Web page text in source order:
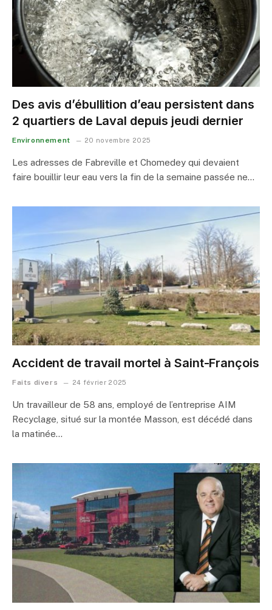
Des avis d’ébullition d’eau persistent dans
2 quartiers de Laval depuis jeudi dernier
Environnement 20 novembre 2025
Les adresses de Fabreville et Chomedey qui devaient
faire bouillir leur eau vers la fin de la semaine passée ne…
Accident de travail mortel à Saint-François
Faits divers 24 février 2025
Un travailleur de 58 ans, employé de l’entreprise AIM
Recyclage, situé sur la montée Masson, est décédé dans
la matinée…